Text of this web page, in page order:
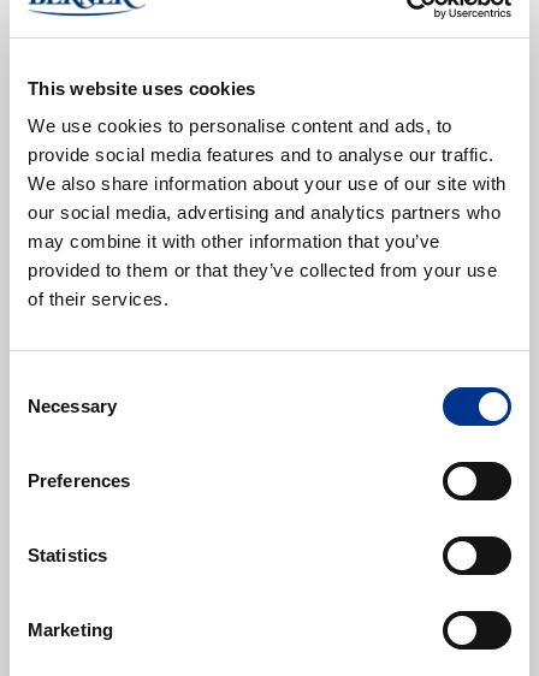
This website uses cookies
We use cookies to personalise content and ads, to
provide social media features and to analyse our traffic.
We also share information about your use of our site with
our social media, advertising and analytics partners who
may combine it with other information that you’ve
provided to them or that they’ve collected from your use
of their services.
Selection
Necessary
Preferences
Statistics
Marketing
Bea Pro suojamyssy 100
kpl
15843339
Varastossa
Esikatselu
Bea Pro suojatakki
läpäisemätön 10 kpl
15843656